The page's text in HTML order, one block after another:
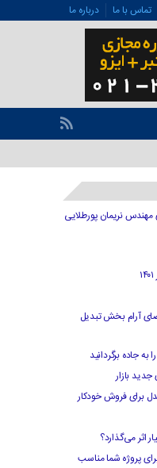
تماس با ما درباره ما
مهندس نریمان پورطلایی
آرام بخش تبدیل
جاده برگردانید
بازار
برای فروش خودکار
پروژه شما مناسب